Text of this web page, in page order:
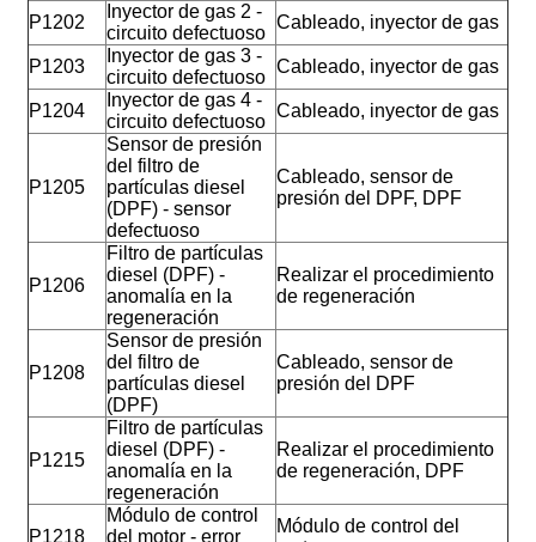
P1202
Inyector de gas 2 -
circuito defectuoso
Cableado, inyector de gas
P1203
Inyector de gas 3 -
circuito defectuoso
Cableado, inyector de gas
P1204
Inyector de gas 4 -
circuito defectuoso
Cableado, inyector de gas
P1205
Sensor de presión
del filtro de
partículas diesel
(DPF) - sensor
defectuoso
Cableado, sensor de
presión del DPF, DPF
P1206
Filtro de partículas
diesel (DPF) -
anomalía en la
regeneración
Realizar el procedimiento
de regeneración
P1208
Sensor de presión
del filtro de
partículas diesel
(DPF)
Cableado, sensor de
presión del DPF
P1215
Filtro de partículas
diesel (DPF) -
anomalía en la
regeneración
Realizar el procedimiento
de regeneración, DPF
P1218
Módulo de control
del motor - error
Módulo de control del